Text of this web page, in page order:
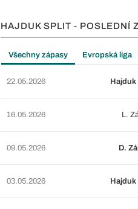
HAJDUK SPLIT - POSLEDNÍ
Všechny zápasy Evropská liga
22.05.2026 Hajduk
16.05.2026 L.
09.05.2026 D.
03.05.2026 Hajduk